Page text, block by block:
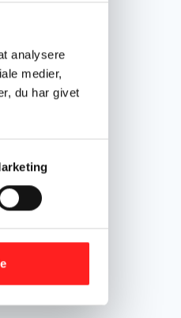
analysere
medier,
du har givet